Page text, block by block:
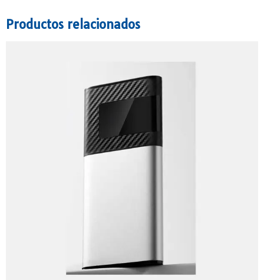
Productos relacionados